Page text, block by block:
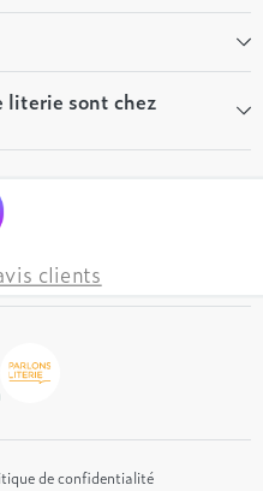
literie sont chez
clients
de confidentialité